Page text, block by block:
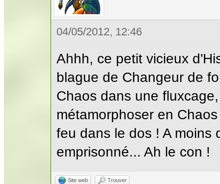
04/05/2012, 12:46
Ahhh, ce petit vicieux
blague de Changeur de
Chaos dans une
métamorphoser en
feu dans le dos ! A moins
emprisonné... Ah le con !
Site web Trouver